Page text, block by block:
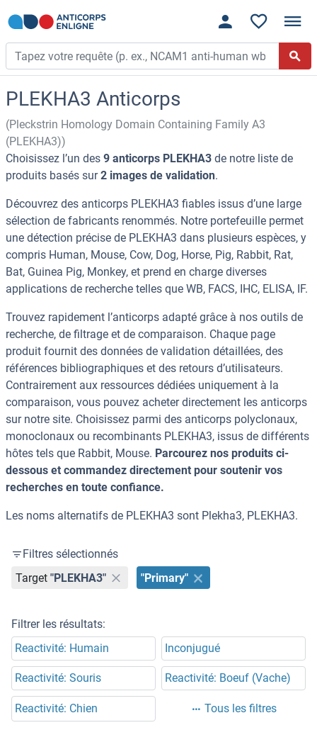
PLEKHA3 Anticorps
(Pleckstrin Homology Domain Containing Family A3
(PLEKHA3))
Choisissez l’un des 9 anticorps PLEKHA3 de notre liste de
produits basés sur2 images de validation.
Découvrez des anticorps PLEKHA3 fiables issus d’une large
sélection de fabricants renommés. Notre portefeuille permet
une détection précise de PLEKHA3 dans plusieurs espèces, y
compris Human, Mouse, Cow, Dog, Horse, Pig, Rabbit, Rat,
Bat, Guinea Pig, Monkey, et prend en charge diverses
applications de recherche telles que WB, FACS, IHC, ELISA, IF.
Trouvez rapidement l’anticorps adapté grâce à nos outils de
recherche, de filtrage et de comparaison. Chaque page
produit fournit des données de validation détaillées, des
références bibliographiques et des retours d’utilisateurs.
Contrairement aux ressources dédiées uniquement à la
comparaison, vous pouvez acheter directement les anticorps
sur notre site. Choisissez parmi des anticorps polyclonaux,
monoclonaux ou recombinants PLEKHA3, issus de différents
hôtes tels que Rabbit, Mouse. Parcourez nos produits ci-
dessous et commandez directement pour soutenir vos
recherches en toute confiance.
Les noms alternatifs de PLEKHA3 sont Plekha3, PLEKHA3.
Filtres sélectionnés
Target "PLEKHA3" "Primary"
Filtrer les résultats:
Reactivité: Humain
Inconjugué
Reactivité: Souris Reactivité: Boeuf (Vache)
Reactivité: Chien Tous les filtres